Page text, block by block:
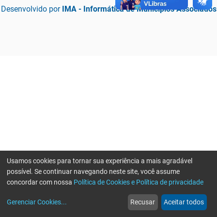
Desenvolvido por IMA - Informática de Municípios Associados
web
Notícias
more_horiz
Mais
Usamos cookies para tornar sua experiência a mais agradável
possível. Se continuar navegando neste site, você assume
concordar com nossa Política de Cookies e Política de privacidade
Gerenciar Cookies... Recusar Aceitar todos
Erro ao enviar informações, por favor tente novamente